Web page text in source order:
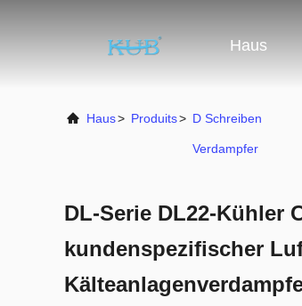
Haus
Haus> Produits> D Schreiben
Verdampfer
DL-Serie DL22-Kühler
kundenspezifischer